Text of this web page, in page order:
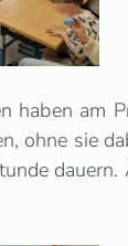
am
ohne sie